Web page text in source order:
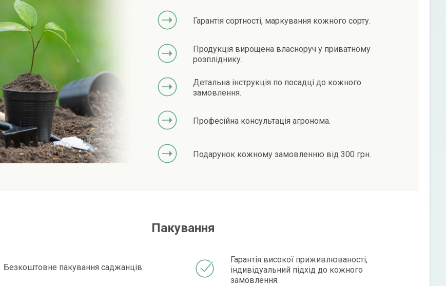
Гарантія сортності, маркування кожного сорту.
Продукція вирощена власноруч у приватному
розпліднику.
Детальна інструкція по посадці до кожного
замовлення.
Професійна консультація агронома.
Подарунок кожному замовленню від 300 грн.
Пакування
Безкоштовне пакування саджанців.
Гарантія високої приживлюваності,
індивідуальний підхід до кожного
замовлення.